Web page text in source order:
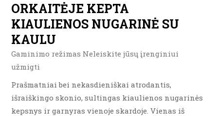
ORKAITĖJE KEPTA
KIAULIENOS NUGARINĖ SU
KAULU
Gaminimo režimas Neleiskite jūsų įrenginiui
užmigti
Prašmatniai bei nekasdieniškai atrodantis,
išraiškingo skonio, sultingas kiaulienos nugarinės
kepsnys ir garnyras vienoje skardoje. Vienas iš